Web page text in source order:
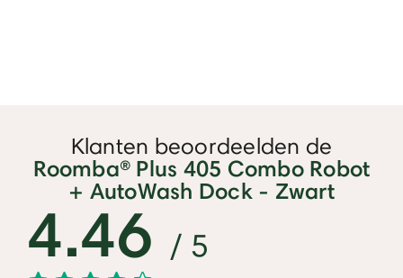
Klanten beoordeelden de
Roomba® Plus 405 Combo Robot
+ AutoWash Dock - Zwart
4.46 / 5